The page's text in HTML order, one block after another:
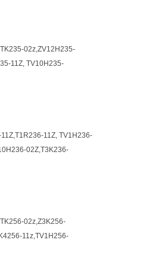
02z,ZV12H235-
11Z, TV10H235-
11Z, TV1H236-
02Z,T3K236-
02z,Z3K256-
11z,TV1H256-